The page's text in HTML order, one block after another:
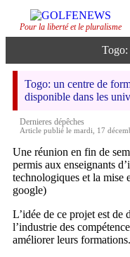
Pour la liberté et le pluralisme
Togo:
Togo: un centre de
disponible dans les
Dernieres dépêches
Article publié le mardi, 17
Une réunion en fin de
permis aux enseignants
technologiques et la mise
google)
L’idée de ce projet est de
l’industrie des
améliorer leurs formations.